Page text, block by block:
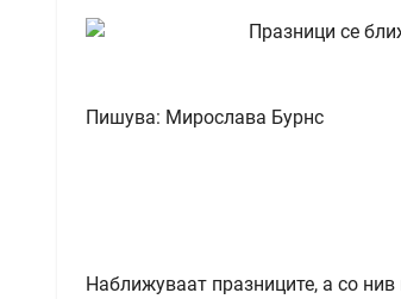
Пишува: Мирослава Бурнс
Наближуваат празниците, а со